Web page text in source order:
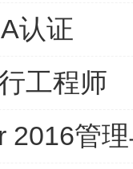
认证
工程师
2016管